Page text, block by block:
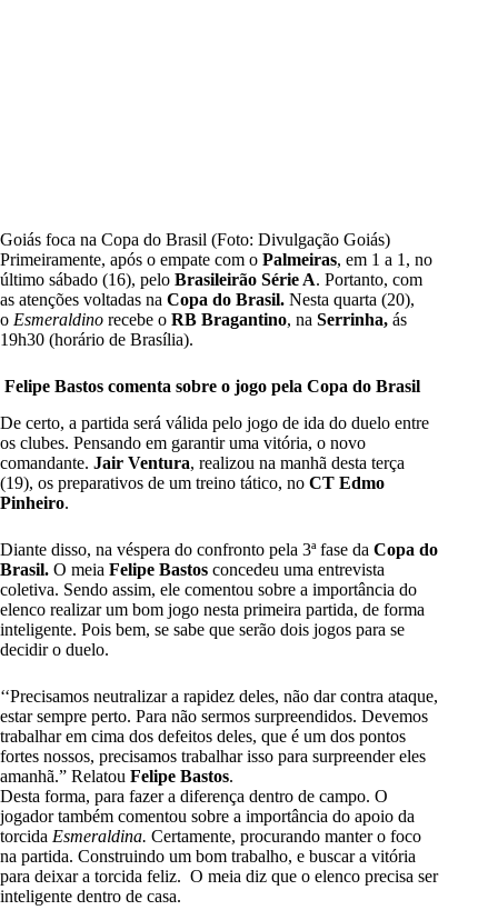
Goiás foca na Copa do Brasil (Foto: Divulgação Goiás)
Primeiramente, após o empate com o Palmeiras, em 1 a 1 , no
último sábado (16), pelo Brasileirão Série A. Portanto, com
as atenções voltadas na Copa do Brasil. Nesta quarta (20),
o Esmeraldino recebe o RB Bragantino, na Serrinha, ás
19h30 (horário de Brasília).
Felipe Bastos comenta sobre o jogo pela Copa do Brasil
De certo, a partida será válida pelo jogo de ida do duelo entre
os clubes. Pensando em garantir uma vitória, o novo
comandante. Jair Ventura, realizou na manhã desta terça
(19), os preparativos de um treino tático, no CT Edmo
Pinheiro.
Diante disso, na véspera do confronto pela 3ª fase da Copa do
Brasil. O meia Felipe Bastos concedeu uma entrevista
coletiva. Sendo assim, ele comentou sobre a importância do
elenco realizar um bom jogo nesta primeira partida, de forma
inteligente. Pois bem, se sabe que serão dois jogos para se
decidir o duelo.
‘‘Precisamos neutralizar a rapidez deles, não dar contra ataque,
estar sempre perto. Para não sermos surpreendidos. Devemos
trabalhar em cima dos defeitos deles, que é um dos pontos
fortes nossos, precisamos trabalhar isso para surpreender eles
amanhã.” Relatou Felipe Bastos.
Desta forma, para fazer a diferença dentro de campo. O
jogador também comentou sobre a importância do apoio da
torcida Esmeraldina. Certamente, procurando manter o foco
na partida. Construindo um bom trabalho, e buscar a vitória
para deixar a torcida feliz. O meia diz que o elenco precisa ser
inteligente dentro de casa.